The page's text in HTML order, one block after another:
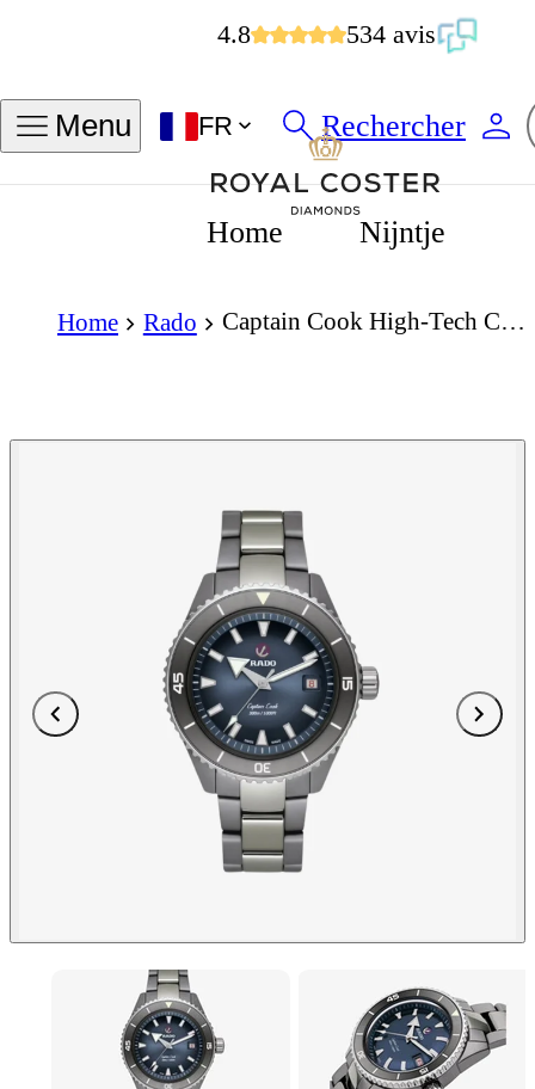
4.8 534 avis
Menu FR Rechercher
Home Nijntje
Home Rado